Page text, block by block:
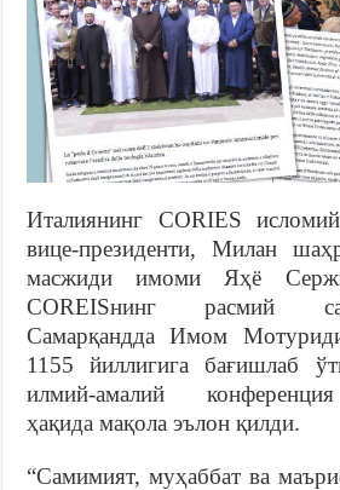
Италиянинг CORIES
вице-президенти, Милан
масжиди имоми Яҳё
COREISнинг расмий
Самарқандда Имом
1155 йиллигига бағишлаб
илмий-амалий
ҳақида мақола эълон қилди.
“Самимият, муҳаббат ва